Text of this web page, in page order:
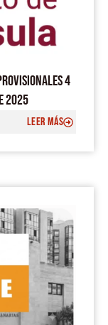
4
2025
LEER MÁS